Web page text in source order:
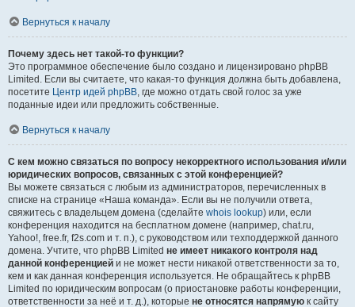
Вернуться к началу
Почему здесь нет такой-то функции?
Это программное обеспечение было создано и лицензировано phpBB
Limited. Если вы считаете, что какая-то функция должна быть добавлена,
посетите Центр идей phpBB, где можно отдать свой голос за уже
поданные идеи или предложить собственные.
Вернуться к началу
С кем можно связаться по вопросу некорректного использования и/или
юридических вопросов, связанных с этой конференцией?
Вы можете связаться с любым из администраторов, перечисленных в
списке на странице «Наша команда». Если вы не получили ответа,
свяжитесь с владельцем домена (сделайте whois lookup) или, если
конференция находится на бесплатном домене (например, chat.ru,
Yahoo!, free.fr, f2s.com и т. п.), с руководством или техподдержкой данного
домена. Учтите, что phpBB Limited не имеет никакого контроля над
данной конференцией и не может нести никакой ответственности за то,
кем и как данная конференция используется. Не обращайтесь к phpBB
Limited по юридическим вопросам (о приостановке работы конференции,
ответственности за неё и т. д.), которые не относятся напрямую к сайту